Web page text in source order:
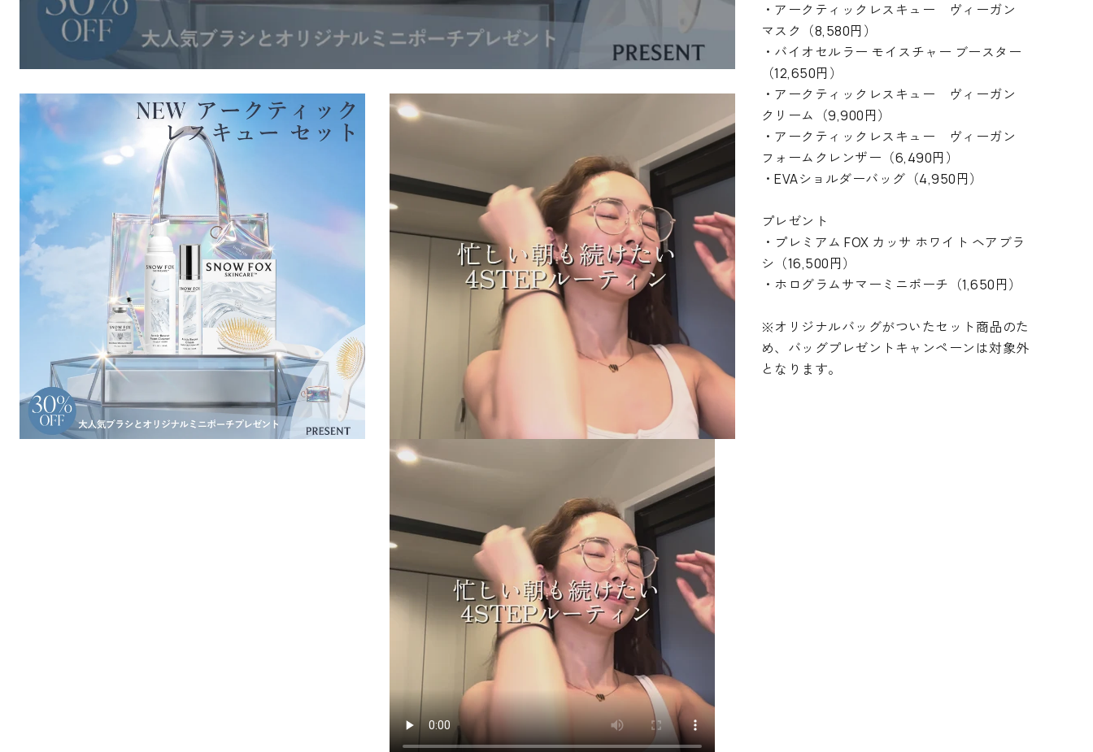
・アークティックレスキュー ヴィーガン
マスク（8,580円）
・バイオセルラー モイスチャー ブースター
（12,650円）
・アークティックレスキュー ヴィーガン
クリーム
（9,900円）
・アークティックレスキュー ヴィーガン
フォームクレンザー （6,490円）
・EVAショルダーバッグ （4,950円）
プレゼント
・プレミアム FOX カッサ ホワイト ヘアブラ
シ （16,500円）
・ホログラムサマーミニポーチ（1,650円）
※オリジナルバッグがついたセット商品のた
め、バッグプレゼントキャンペーンは対象外
となります。